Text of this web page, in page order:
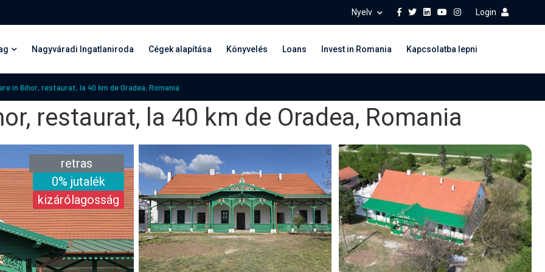
Nyelv Login
Nagyváradi Ingatlaniroda Cégek alapítása Könyvelés Loans Invest in Romania Kapcsolatba lepni
in Bihor, restaurat, la 40 km de Oradea, Romania
restaurat, la 40 km de Oradea, Romania
retras
0% jutalék
kizárólagosság